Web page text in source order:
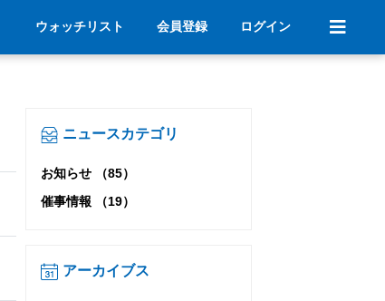
ウォッチリスト 会員登録 ログイン
ニュースカテゴリ
お知らせ （85）
催事情報 （19）
アーカイブス